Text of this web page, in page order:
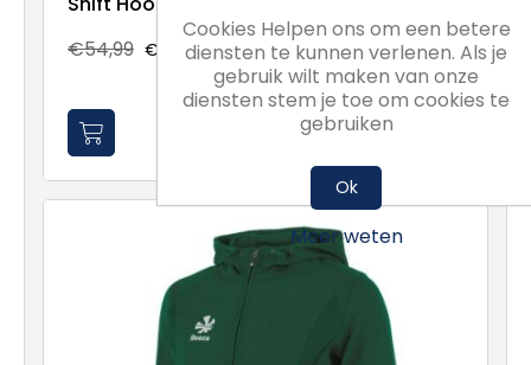
€54,99 €41,24
Cookies Helpen ons om een betere
diensten te kunnen verlenen. Als je
gebruik wilt maken van onze
diensten stem je toe om cookies te
gebruiken
Ok
Meer weten